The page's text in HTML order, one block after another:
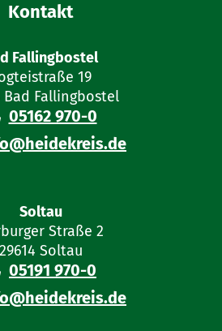
Kontakt
Fallingbostel
19
Bad Fallingbostel
05162 970-0
Soltau
Straße 2
29614 Soltau
05191 970-0